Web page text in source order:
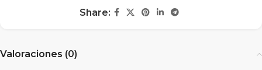
Share:
Valoraciones (0)